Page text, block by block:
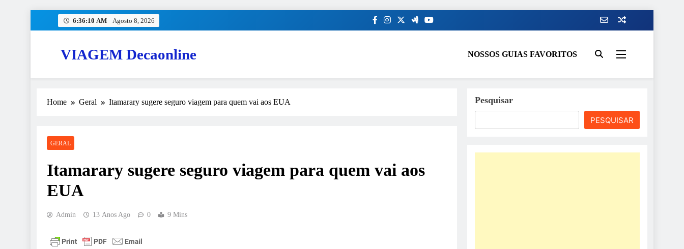
6:36:11 AM Agosto 8, 2026
VIAGEM Decaonline NOSSOS GUIAS FAVORITOS
Home Geral Itamarary sugere seguro viagem para quem vai aos EUA
GERAL
Itamarary sugere seguro viagem para quem vai aos
EUA
Admin 13 Anos Ago 0 9 Mins
Pesquisar
PESQUISAR